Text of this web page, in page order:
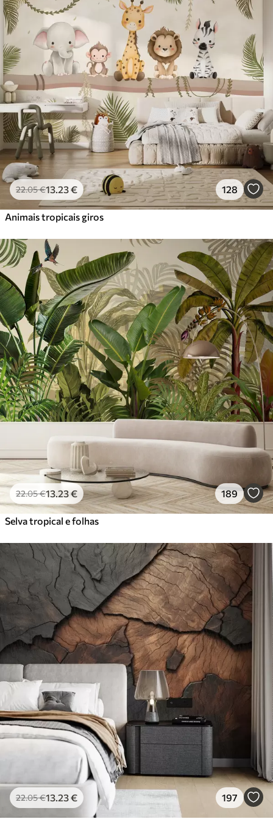
Standard
27.00 €/m²
Premium
56.6734.00€/m²
Vinil Premium
65.0039.00€/m²
Peel and Stick
81.6749.00€/m²
22.05€13 .23€ 128
Animais tropicais giros
22.05€13 .23€ 189
Selva tropical e folhas
22.05€13 .23€ 197